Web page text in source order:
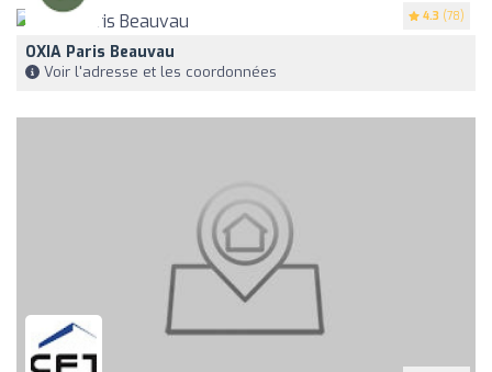
4.3 (78)
OXIA Paris Beauvau
Voir l'adresse et les coordonnées